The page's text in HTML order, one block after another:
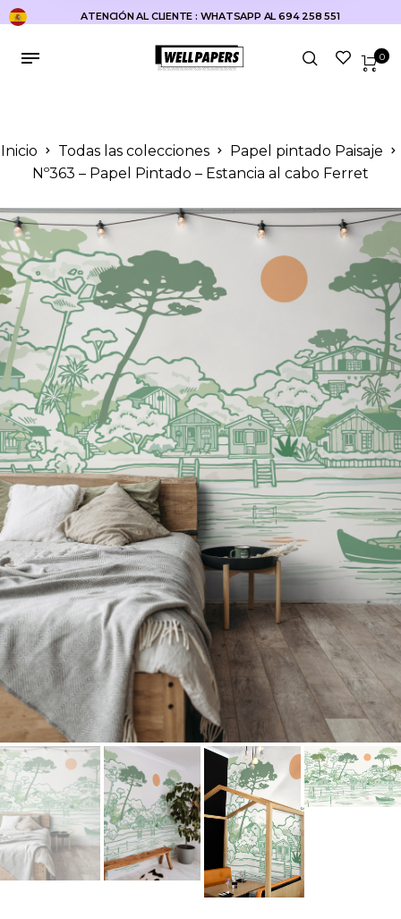
ATENCIÓN AL CLIENTE : WHATSAPP AL 694 258 551
0
Inicio Todas las colecciones
Papel pintado Paisaje
Nº363 – Papel Pintado – Estancia al cabo Ferret